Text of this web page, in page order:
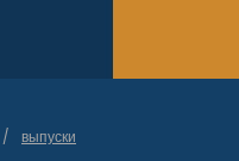
выпуски